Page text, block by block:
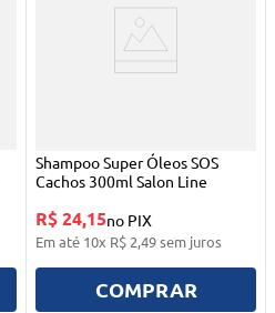
Shampoo Super Óleos SOS
Cachos 300ml Salon Line
R$ 24,15no PIX
Em até 10x R$ 2,49sem juros
COMPRAR